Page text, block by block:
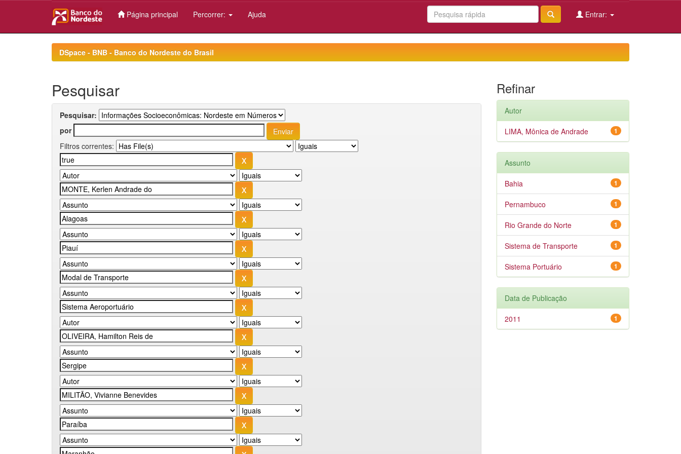
Página principal Percorrer: Ajuda Entrar:
DSpace - BNB - Banco do Nordeste do Brasil
Pesquisar
Pesquisar:
por
Filtros correntes:
Refinar
Autor
1
LIMA, Mônica de Andrade
Assunto
1
Bahia
1
Pernambuco
1
Rio Grande do Norte
1
Sistema de Transporte
1
Sistema Portuário
Data de Publicação
1
2011